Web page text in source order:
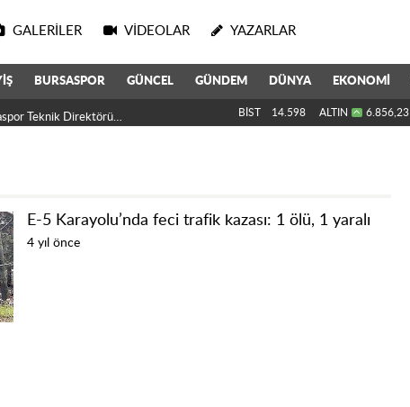
GALERILER VIDEOLAR YAZARLAR
BURSASPOR GÜNCEL GÜNDEM DÜNYA EKONOMİ
Teknik Direktörü Oldu BİST 14.598 ALTIN 6.856,23
E-5 Karayolu’nda feci trafik kazası: 1 ölü, 1 yaralı
4 yıl önce